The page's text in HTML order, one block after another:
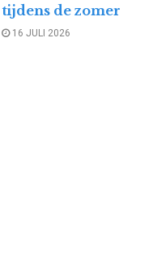
tijdens de zomer
16 JULI 2026